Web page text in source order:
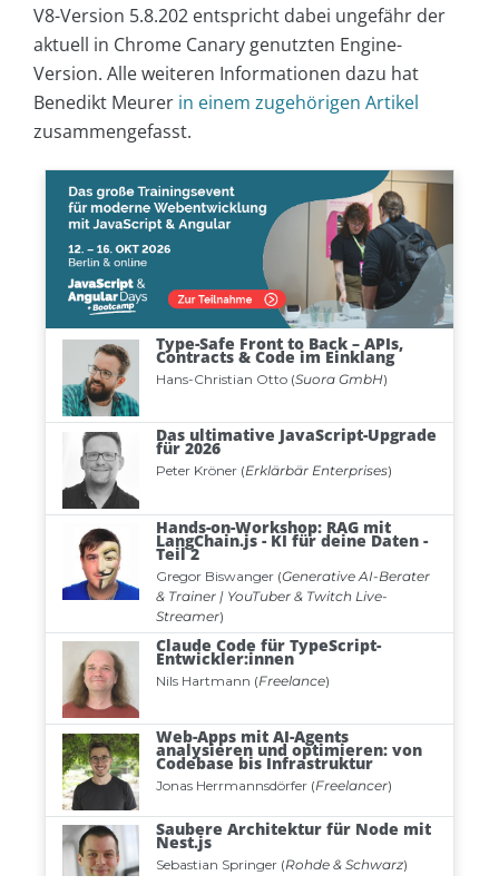
V8-Version 5.8.202 entspricht dabei ungefähr der
aktuell in Chrome Canary genutzten Engine-
Version. Alle weiteren Informationen dazu hat
Benedikt Meurer in einem zugehörigen Artikel
zusammengefasst.